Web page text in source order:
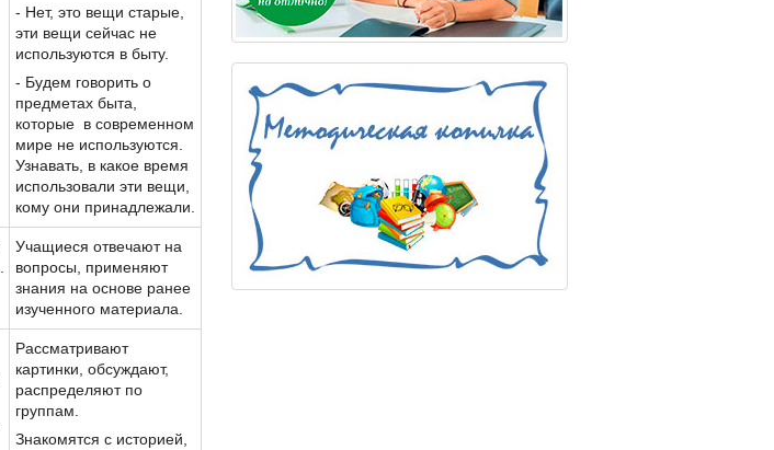
- Нет, это вещи старые,
эти вещи сейчас не
используются в быту.
- Будем говорить о
предметах быта,
которые в современном
мире не используются.
Узнавать, в какое время
использовали эти вещи,
кому они принадлежали.
Учащиеся отвечают на
вопросы, применяют
знания на основе ранее
изученного материала.
Рассматривают
картинки, обсуждают,
распределяют по
группам.
Знакомятся с историей,